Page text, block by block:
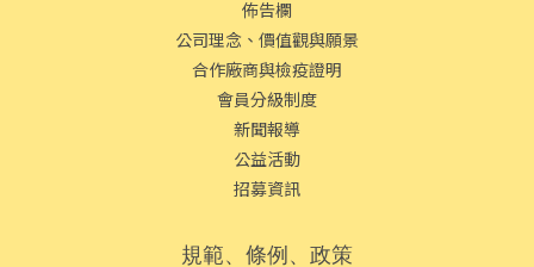
佈告欄
公司理念、價值觀與願景
合作廠商與檢疫證明
會員分級制度
新聞報導
公益活動
招募資訊
規範、條例、政策